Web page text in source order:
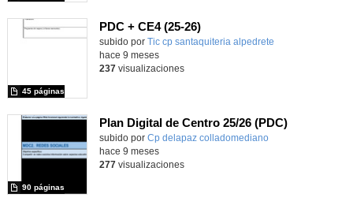
PDC + CE4 (25-26)
subido por Tic cp santaquiteria alpedrete
45 páginas
hace 9 meses
237visualizaciones
Plan Digital de Centro 25/26 (PDC)
subido por Cp delapaz colladomediano
90 páginas
-
hace 9 meses
277visualizaciones